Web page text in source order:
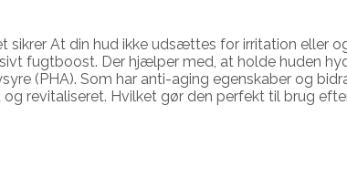
sikrer At din hud ikke udsættes for irritation eller
fugtboost. Der hjælper med, at holde huden
(PHA). Som har anti-aging egenskaber og
revitaliseret. Hvilket gør den perfekt til brug